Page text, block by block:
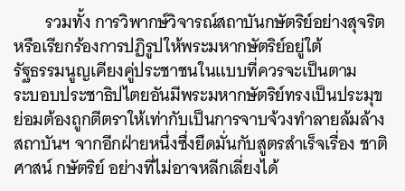
รวมทั้ง การวิพากษ์วิจารณ์สถาบันกษัตริย์อย่างสุจริต
หรือเรียกร้องการปฏิรูปให้พระมหากษัตริย์อยู่ใต้
รัฐธรรมนูญเคียงคู่ประชาชนในแบบที่ควรจะเป็นตาม
ระบอบประชาธิปไตยอันมีพระมหากษัตริย์ทรงเป็นประมุข
ย่อมต้องถูกตีตราให้เท่ากับเป็นการจาบจ้วงทำลายล้มล้าง
สถาบันฯ จากอีกฝ่ายหนึ่งซึ่งยึดมั่นกับสูตรสำเร็จเรื่อง ชาติ
ศาสน์ กษัตริย์ อย่างที่ไม่อาจหลีกเลี่ยงได้